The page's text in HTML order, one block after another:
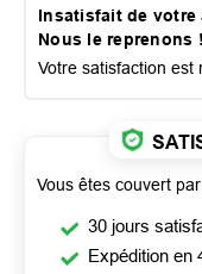
Insatisfait de votre
Nous le reprenons !
Votre satisfaction est
Vous êtes couvert
30 jours
Expédition en